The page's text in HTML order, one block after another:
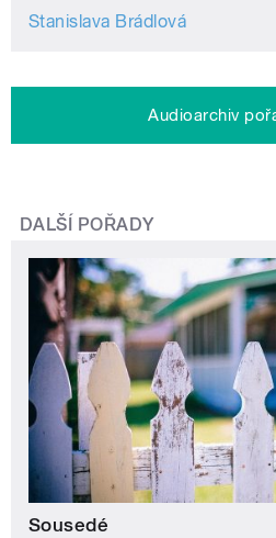
Stanislava Brádlová
Audioarchiv
DALŠÍ POŘADY
Sousedé